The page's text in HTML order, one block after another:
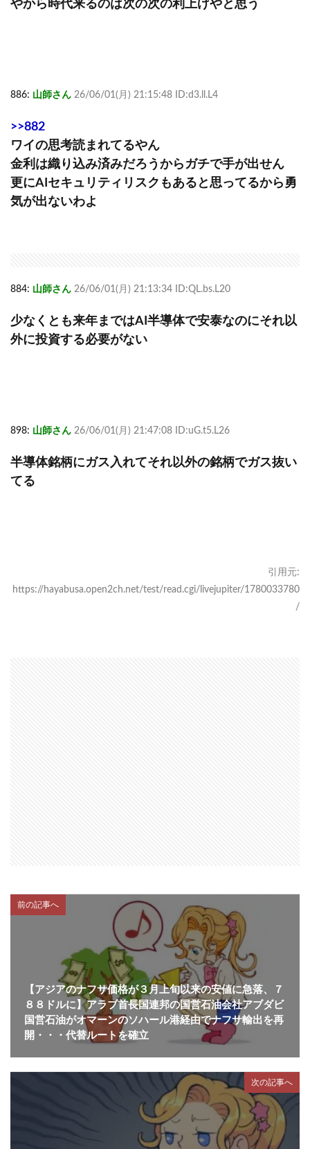
やから時代来るのは次の次の利上げやと思う
886: 山師さん 26/06/01(月) 21:15:48 ID:d3.ll.L4
>>882
ワイの思考読まれてるやん
金利は織り込み済みだろうからガチで手が出せん
更にAIセキュリティリスクもあると思ってるから勇
気が出ないわよ
884: 山師さん 26/06/01(月) 21:13:34 ID:QL.bs.L20
少なくとも来年まではAI半導体で安泰なのにそれ以
外に投資する必要がない
898: 山師さん 26/06/01(月) 21:47:08 ID:uG.t5.L26
半導体銘柄にガス入れてそれ以外の銘柄でガス抜い
てる
引用元:
https://hayabusa.open2ch.net/test/read.cgi/livejupiter/1780033780
/
前の記事へ
【アジアのナフサ価格が３月上旬以来の安値に急落、７
８８ドルに】アラブ首長国連邦の国営石油会社アブダビ
国営石油がオマーンのソハール港経由でナフサ輸出を再
開・・・代替ルートを確立
次の記事へ